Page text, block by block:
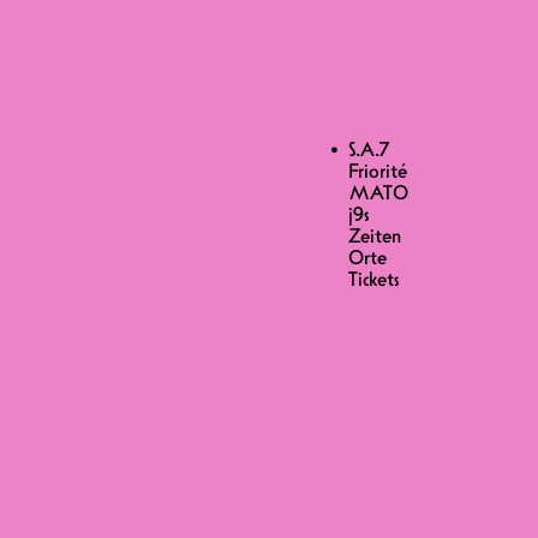
S.A.7
Friorité
MATO
j9s
Zeiten
Orte
Tickets
MONK
weder verlorenes Spiel noch
der Ofen auf der idealen
dem Dancefloor genauso! Ein